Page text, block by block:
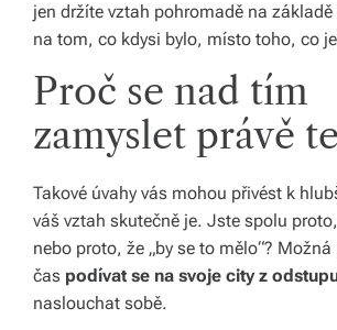
jen držíte vztah pohromadě na základě
na tom, co kdysi bylo, místo toho, co
Proč se nad tím
zamyslet právě
Takové úvahy vás mohou přivést k
váš vztah skutečně je. Jste spolu
nebo proto, že „by se to mělo“?
čas podívat se na svoje city z
naslouchat sobě.